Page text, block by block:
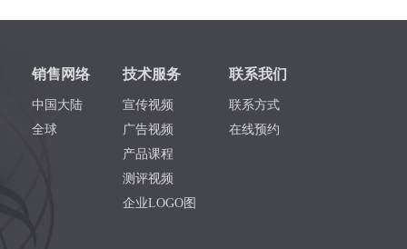
销售网络
中国大陆
全球
技术服务
宣传视频
广告视频
产品课程
测评视频
企业LOGO图
联系我们
联系方式
在线预约